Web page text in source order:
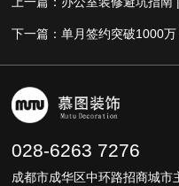
028-6263 7276
成都市成华区中环路招商城市